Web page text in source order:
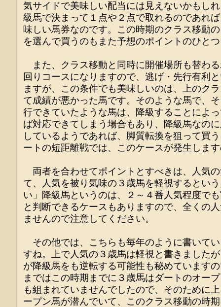
気サイドで美味しい配当には見えないかもし
級馬で決まって１点や２点で取れるのであれ
味しい馬券なのです。この時期のクラス移動
を選んで買うのもまた予想のポイントのひと
また、クラス移動と同時に開催場所も替わ
回りコースになりますので、逃げ・先行有利
ますが、この条件でも美味しいのは、上のク
て成績が悪かった馬です。そのような馬で、
行できていたような馬は、降級することによ
ば対応できてしまう場合もあり、降級馬なの
しているようであれば、脚質転換を狙って買
ートの短距離戦では、このケースが発生しま
両者を合わせてポイントとすべきは、人気
て、人気を被り気味の３歳馬を軽視するとい
い」降級馬というのは、２～４番人気程度で
と判断できるケースもありますので、全くの
ませんので注意してください。
その他では、こちらも毎年のように書いて
すね。上で人気の３歳馬は軽視と書きました
が降級馬をも逆転する可能性も秘めています
まではこの時期までに３歳馬はダートのオー
も組まれていませんでしたので、そのために
ープン馬が潜んでいて、このクラス移動の時